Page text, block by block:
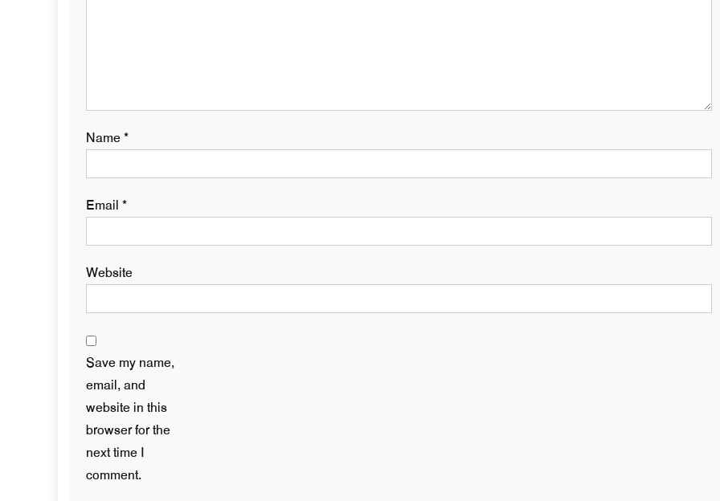
Name*
Email *
Website
Save my name,
email, and
website in this
browser for the
next time I
comment.